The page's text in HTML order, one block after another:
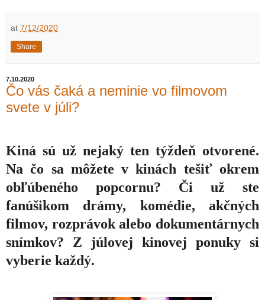
at 7/12/2020
Share
7.10.2020
Čo vás čaká a neminie vo filmovom
svete v júli?
Kiná sú už nejaký ten týždeň otvorené.
Na čo sa môžete v kinách tešiť okrem
obľúbeného popcornu? Či už ste
fanúšikom drámy, komédie, akčných
filmov, rozprávok alebo dokumentárnych
snímkov? Z júlovej kinovej ponuky si
vyberie každý.